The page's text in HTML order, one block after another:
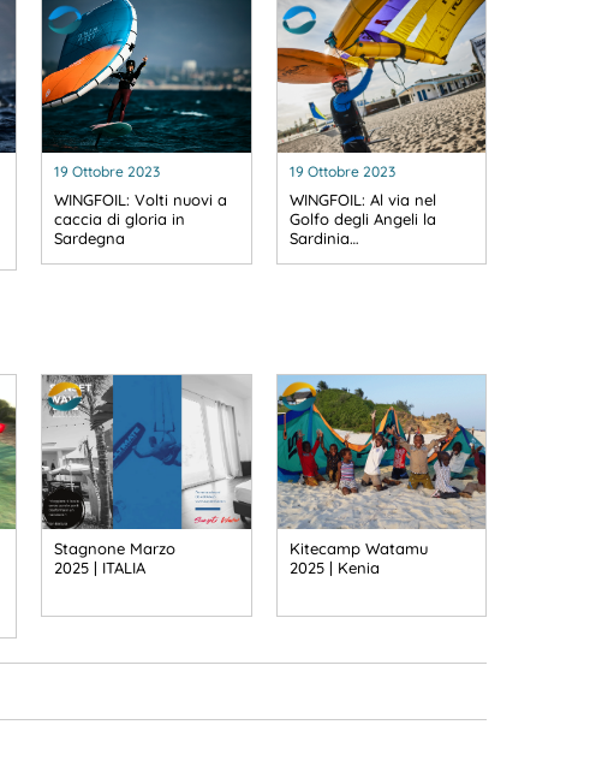
19 Ottobre 2023
WINGFOIL: Volti nuovi a
caccia di gloria in
Sardegna
19 Ottobre 2023
WINGFOIL: Al via nel
Golfo degli Angeli la
Sardinia…
Stagnone Marzo
2025 | ITALIA
Kitecamp Watamu
2025 | Kenia